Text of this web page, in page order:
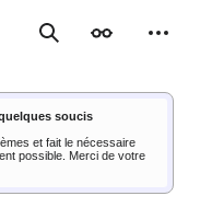
RechercherApparence
soucis
et fait le nécessaire
possible. Merci de votre